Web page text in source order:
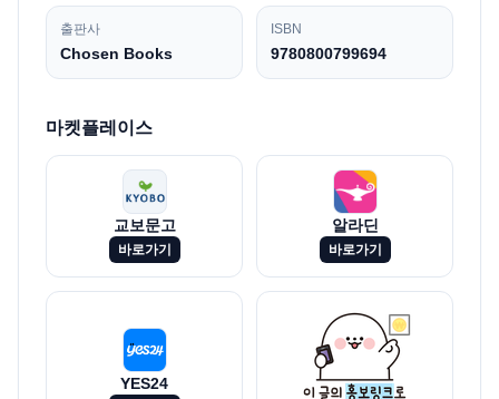
출판사
Chosen Books
ISBN
9780800799694
마켓플레이스
교보문고
바로가기
알라딘
바로가기
YES24